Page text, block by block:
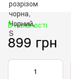
В наявності
899 грн